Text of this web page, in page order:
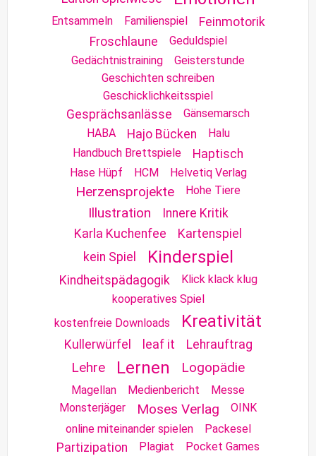
Entsammeln Familienspiel
Feinmotorik
Froschlaune
Geduldspiel
Gedächtnistraining
Geisterstunde
Geschichten schreiben
Geschicklichkeitsspiel
Gesprächsanlässe
Gänsemarsch
HABA
Hajo Bücken
Halu
Handbuch Brettspiele
Haptisch
Hase Hüpf HCM Helvetiq Verlag
Herzensprojekte Hohe Tiere
Illustration
Innere Kritik
Karla Kuchenfee
Kartenspiel
kein Spiel
Kinderspiel
Kindheitspädagogik
Klick klack klug
kooperatives Spiel
kostenfreie Downloads
Kreativität
Kullerwürfel leaf it Lehrauftrag
Lehre Lernen Logopädie
Magellan Medienbericht
Messe
Monsterjäger
Moses Verlag
OINK
online miteinander spielen
Packesel
Partizipation Plagiat
Pocket Games